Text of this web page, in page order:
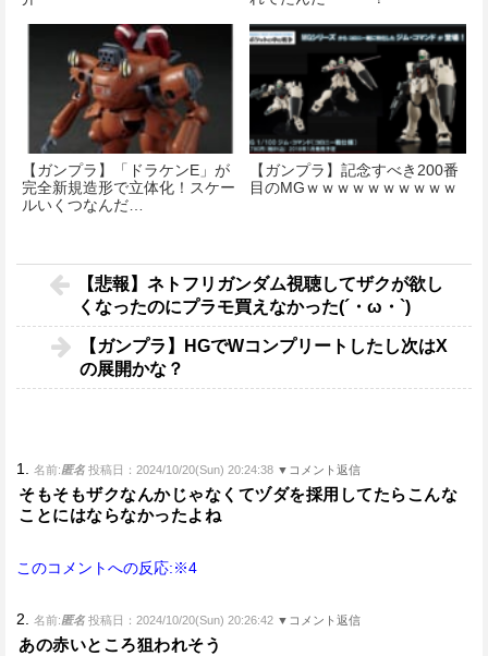
【ガンプラ】「ドラケンE」が
完全新規造形で立体化！スケー
ルいくつなんだ…
【ガンプラ】記念すべき200番
目のMGｗｗｗｗｗｗｗｗｗｗ
【悲報】ネトフリガンダム視聴してザクが欲し
くなったのにプラモ買えなかった(´・ω・`)
【ガンプラ】HGでWコンプリートしたし次はX
の展開かな？
1. 名前:匿名 投稿日：2024/10/20(Sun) 20:24:38 ▼コメント返信
そもそもザクなんかじゃなくてヅダを採用してたらこんな
ことにはならなかったよね
このコメントへの反応:※4
2. 名前:匿名 投稿日：2024/10/20(Sun) 20:26:42 ▼コメント返信
あの赤いところ狙われそう